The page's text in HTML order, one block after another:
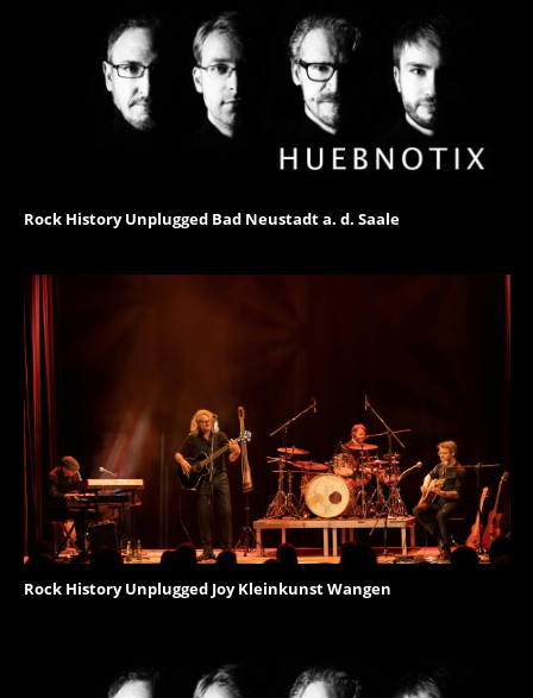
Rock History Unplugged Bad Neustadt a. d. Saale
Rock History Unplugged Joy Kleinkunst Wangen